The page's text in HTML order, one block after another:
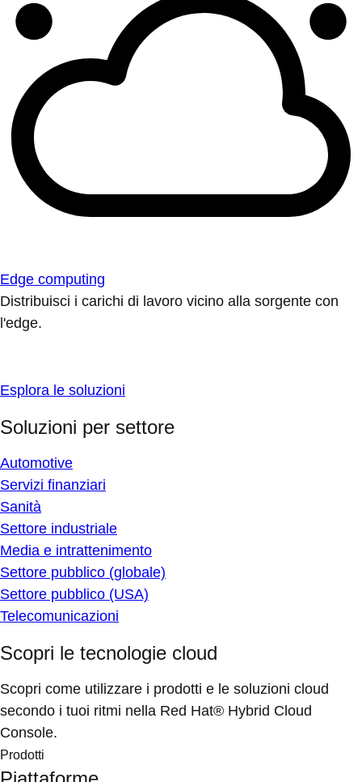
Edge computing
Distribuisci i carichi di lavoro vicino alla sorgente con
l'edge.
Esplora le soluzioni
Soluzioni per settore
Automotive
Servizi finanziari
Sanità
Settore industriale
Media e intrattenimento
Settore pubblico (globale)
Settore pubblico (USA)
Telecomunicazioni
Scopri le tecnologie cloud
Scopri come utilizzare i prodotti e le soluzioni cloud
secondo i tuoi ritmi nella Red Hat® Hybrid Cloud
Console.
Prodotti